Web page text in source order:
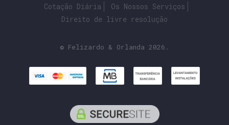
Cotação Diária
Os Nossos Serviços
Direito de livre resolução
© Felizardo & Orlanda 2026.